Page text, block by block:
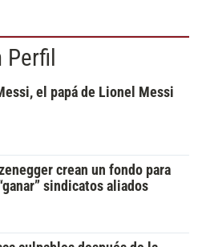
Perfil
el papá de Lionel Messi
crean un fondo para
sindicatos aliados